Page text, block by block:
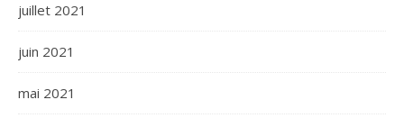
juillet 2021
juin 2021
mai 2021